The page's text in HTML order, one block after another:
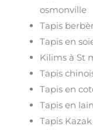
osmonville
Tapis
Tapis en
Kilims à St
Tapis
Tapis en
Tapis en
Tapis